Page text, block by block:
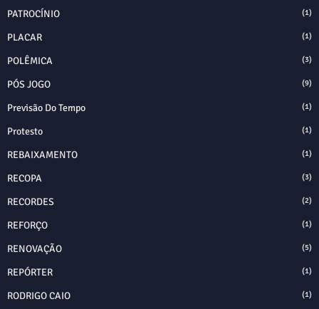
PATROCÍNIO (1)
PLACAR (1)
POLÊMICA (3)
PÓS JOGO (9)
Previsão Do Tempo (1)
Protesto (1)
REBAIXAMENTO (1)
RECOPA (3)
RECORDES (2)
REFORÇO (1)
RENOVAÇÃO (5)
REPÓRTER (1)
RODRIGO CAIO (1)